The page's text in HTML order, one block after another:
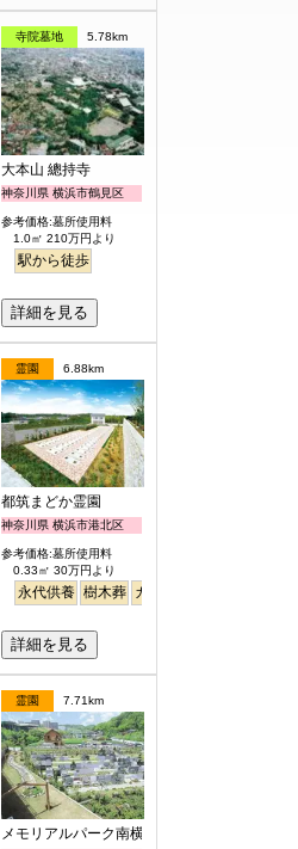
寺院墓地 5.78km
大本山 總持寺
神奈川県 横浜市鶴見区
参考価格:墓所使用料
1.0㎡ 210万円より
駅から徒歩
詳細を見る
霊園 6.88km
都筑まどか霊園
神奈川県 横浜市港北区
参考価格:墓所使用料
0.33㎡ 30万円より
永代供養 樹木葬 ガーデニング
詳細を見る
霊園 7.71km
メモリアルパーク南横浜